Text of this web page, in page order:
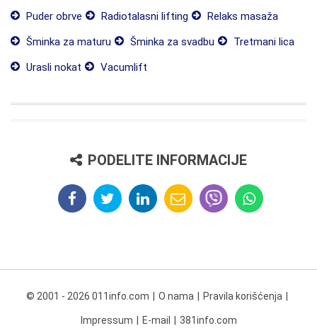
Puder obrve
Radiotalasni lifting
Relaks masaža
Šminka za maturu
Šminka za svadbu
Tretmani lica
Urasli nokat
Vacumlift
PODELITE INFORMACIJE
© 2001 - 2026 011info.com O nama Pravila korišćenja
Impressum E-mail 381info.com